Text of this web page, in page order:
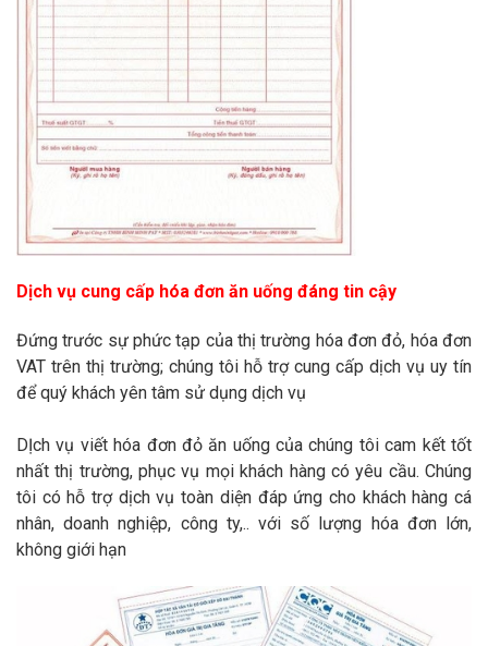
Dịch vụ cung cấp hóa đơn ăn uống đáng tin cậy
Đứng trước sự phức tạp của thị trường hóa đơn đỏ, hóa đơn
VAT trên thị trường; chúng tôi hỗ trợ cung cấp dịch vụ uy tín
để quý khách yên tâm sử dụng dịch vụ
DỊch vụ viết hóa đơn đỏ ăn uống của chúng tôi cam kết tốt
nhất thị trường, phục vụ mọi khách hàng có yêu cầu. Chúng
tôi có hỗ trợ dịch vụ toàn diện đáp ứng cho khách hàng cá
nhân, doanh nghiệp, công ty,.. với số lượng hóa đơn lớn,
không giới hạn